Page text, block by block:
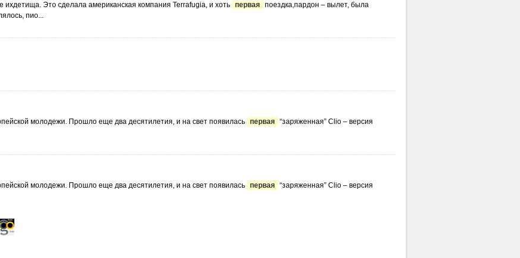
ихдетища. Это сделала американская компания Terrafugia, и хоть первая поездка,пардон – вылет, была
пио...
молодежи. Прошло еще два десятилетия, и на свет появилась первая “заряженная” Clio – версия
молодежи. Прошло еще два десятилетия, и на свет появилась первая “заряженная” Clio – версия